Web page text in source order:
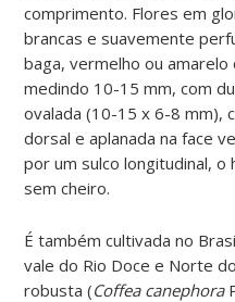
comprimento. Flores em
brancas e suavemente
baga, vermelho ou amarelo
medindo 10-15 mm, com
ovalada (10-15 x 6-8 mm),
dorsal e aplanada na face
por um sulco longitudinal, o
sem cheiro.
É também cultivada no
vale do Rio Doce e Norte
robusta (Coffea canephora